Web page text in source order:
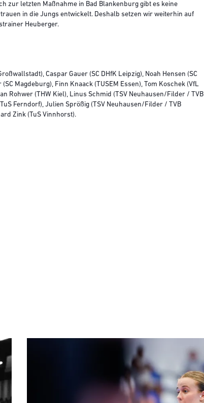
zur letzten Maßnahme in Bad Blankenburg gibt es keine
in die Jungs entwickelt. Deshalb setzen wir weiterhin auf
Heuberger.
Caspar Gauer (SC DHfK Leipzig), Noah Hensen (SC
Magdeburg), Finn Knaack (TUSEM Essen), Tom Koschek (VfL
Rohwer (THW Kiel), Linus Schmid (TSV Neuhausen/Filder / TVB
Ferndorf), Julien Sprößig (TSV Neuhausen/Filder / TVB
Zink (TuS Vinnhorst).